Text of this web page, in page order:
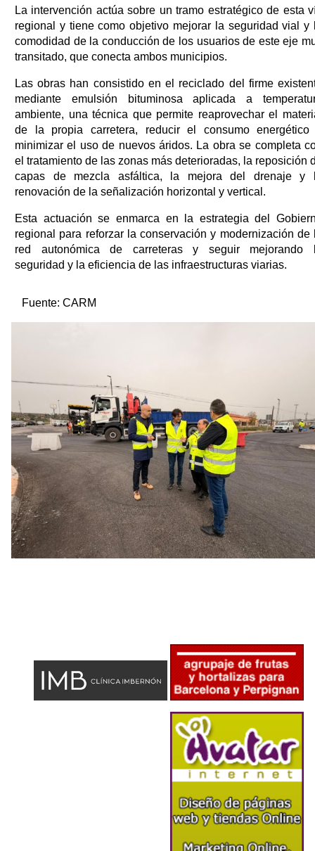
La intervención actúa sobre un tramo estratégico de esta
regional y tiene como objetivo mejorar la seguridad vial y
comodidad de la conducción de los usuarios de este eje
transitado, que conecta ambos municipios.
Las obras han consistido en el reciclado del firme
mediante emulsión bituminosa aplicada a
ambiente, una técnica que permite reaprovechar el
de la propia carretera, reducir el consumo energético
minimizar el uso de nuevos áridos. La obra se completa
el tratamiento de las zonas más deterioradas, la reposición
capas de mezcla asfáltica, la mejora del drenaje y
renovación de la señalización horizontal y vertical.
Esta actuación se enmarca en la estrategia del
regional para reforzar la conservación y modernización de
red autonómica de carreteras y seguir mejorando
seguridad y la eficiencia de las infraestructuras viarias.
Fuente: CARM